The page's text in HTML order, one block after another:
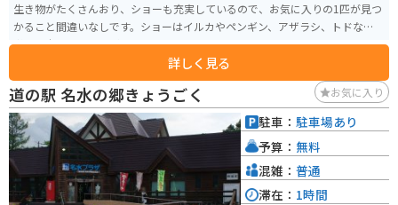
生き物がたくさんおり、ショーも充実しているので、お気に入りの1匹が見つ
かること間違いなしです。ショーはイルカやペンギン、アザラシ、トドなど多
彩で迫力のあるものが多いです。
詳しく見る
道の駅 名水の郷きょうごく お気に入り
駐車： 駐車場あり
予算： 無料
混雑： 普通
滞在： 1時間